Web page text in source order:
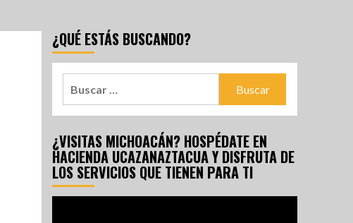
¿QUÉ ESTÁS BUSCANDO?
¿VISITAS MICHOACÁN? HOSPÉDATE EN
HACIENDA UCAZANAZTACUA Y DISFRUTA DE
LOS SERVICIOS QUE TIENEN PARA TI